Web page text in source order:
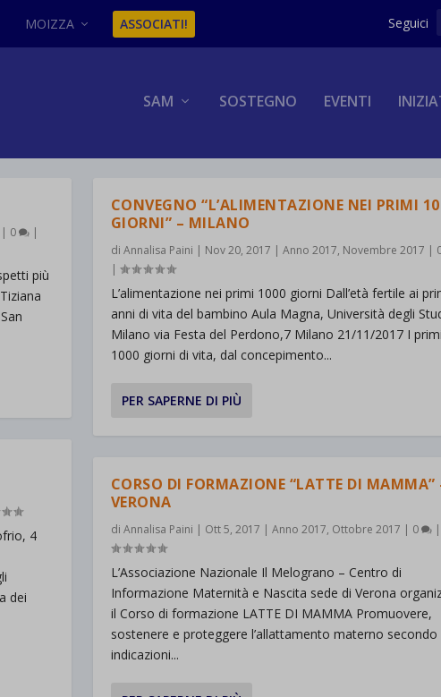
MOIZZA ASSOCIATI!
SAM SOSTEGNO EVENTI
| 0 |
più
4
dei
CONVEGNO “L’ALIMENTAZIONE NEI PRIMI
GIORNI” – MILANO
di Annalisa Paini | Nov 20, 2017 | Anno 2017, Novembre 2017 |
|
L’alimentazione nei primi 1000 giorni Dall’età fertile ai
anni di vita del bambino Aula Magna, Università degli
Milano via Festa del Perdono,7 Milano 21/11/2017 I primi
1000 giorni di vita, dal concepimento...
PER SAPERNE DI PIÙ
CORSO DI FORMAZIONE “LATTE DI MAMMA”
VERONA
di Annalisa Paini | Ott 5, 2017 | Anno 2017, Ottobre 2017 | 0 |
L’Associazione Nazionale Il Melograno – Centro di
Informazione Maternità e Nascita sede di Verona
il Corso di formazione LATTE DI MAMMA Promuovere,
sostenere e proteggere l’allattamento materno secondo
indicazioni...